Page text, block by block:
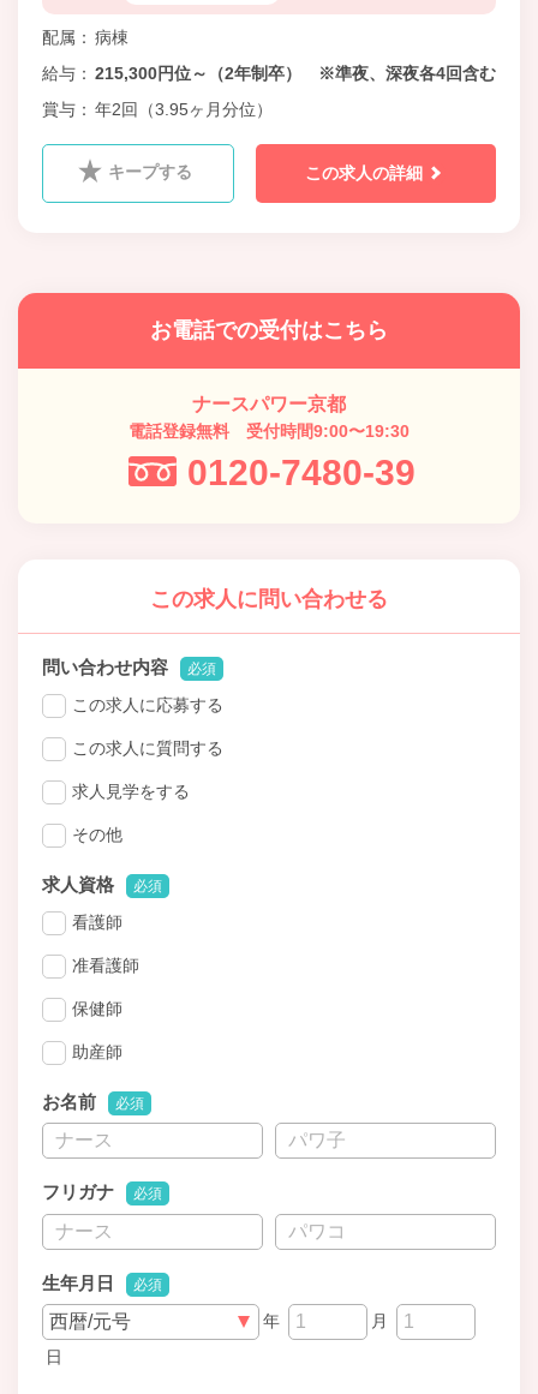
配属
病棟
給与
215,300円位～（2年制卒） ※準夜、深夜各4回含む
賞与
年2回（3.95ヶ月分位）
キープする この求人の詳細
お電話での受付はこちら
ナースパワー京都
電話登録無料 受付時間9:00〜19:30
0120-7480-39
この求人に問い合わせる
問い合わせ内容 必須
この求人に応募する
この求人に質問する
求人見学をする
その他
求人資格 必須
看護師
准看護師
保健師
助産師
お名前 必須
フリガナ 必須
生年月日 必須
年
月
日